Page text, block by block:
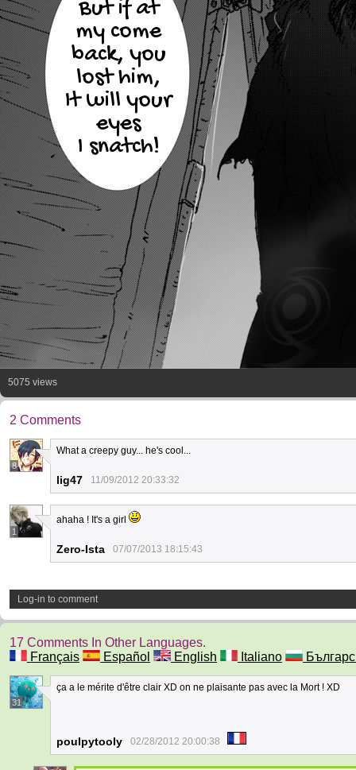
But if at
my come
back, you
lost him,
It will your
eyes
I snatch!
5075 views
2 Comments
8
What a creepy guy... he's cool...
lig47 11/09/2012 20:33:32
1
ahaha ! It's a girl
Zero-Ista 07/07/2013 18:15:43
Log-in to comment
17 Comments In Other Languages.
Français
Español English Italiano
31
ça a le mérite d'être clair XD on ne plaisante pas avec la Mort ! XD
poulpytooly 02/28/2012 20:00:38